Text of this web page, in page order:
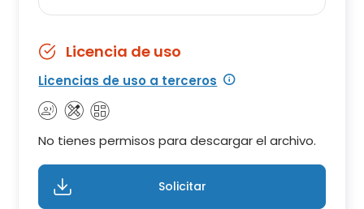
Licencia de uso
Licencias de uso a terceros
No tienes permisos para descargar el archivo.
Solicitar